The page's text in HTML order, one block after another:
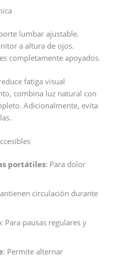
lumbar ajustable.
a altura de ojos.
completamente apoyados.
fatiga visual
combina luz natural con
Adicionalmente, evita
portátiles: Para dolor
circulación durante
: Para pausas regulares y
: Permite alternar